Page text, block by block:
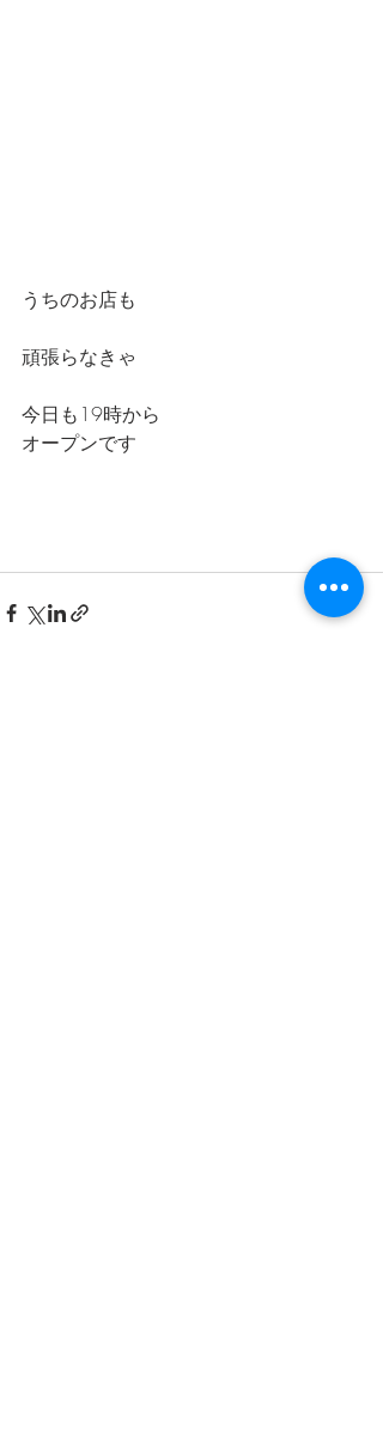
うちのお店も
頑張らなきゃ
今日も19時から
オープンです